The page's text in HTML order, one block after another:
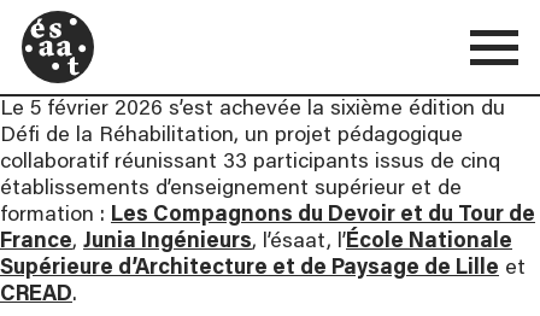
Le 5 février 2026 s’est achevée la sixième édition du
Défi de la Réhabilitation, un projet pédagogique
collaboratif réunissant 33 participants issus de cinq
établissements d’enseignement supérieur et de
formation : Les Compagnons du Devoir et du Tour de
France, Junia Ingénieurs, l’ésaat, l’École Nationale
Supérieure d’Architecture et de Paysage de Lille et
CREAD.